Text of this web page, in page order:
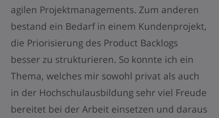
agilen Projektmanagements. Zum anderen
bestand ein Bedarf in einem Kundenprojekt,
die Priorisierung des Product Backlogs
besser zu strukturieren. So konnte ich ein
Thema, welches mir sowohl privat als auch
in der Hochschulausbildung sehr viel Freude
bereitet bei der Arbeit einsetzen und daraus